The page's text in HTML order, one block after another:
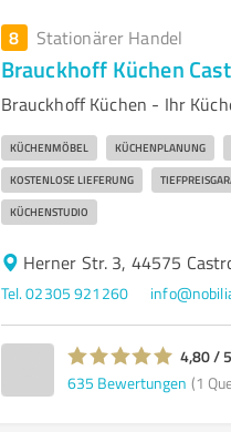
8 Stationärer Handel
Brauckhoff Küchen
Brauckhoff Küchen - Ihr
KÜCHENMÖBEL KÜCHENPLANUNG
KOSTENLOSE LIEFERUNG
KÜCHENSTUDIO
Herner Str. 3, 44575
Tel. 02305 921260
4,80 /
635 Bewertungen (1